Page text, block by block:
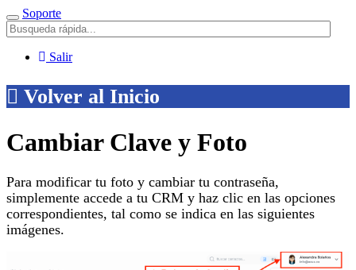
Menú
Soporte
Salir
Volver al Inicio
Cambiar Clave y Foto
Para modificar tu foto y cambiar tu contraseña,
simplemente accede a tu CRM y haz clic en las opciones
correspondientes, tal como se indica en las siguientes
imágenes.